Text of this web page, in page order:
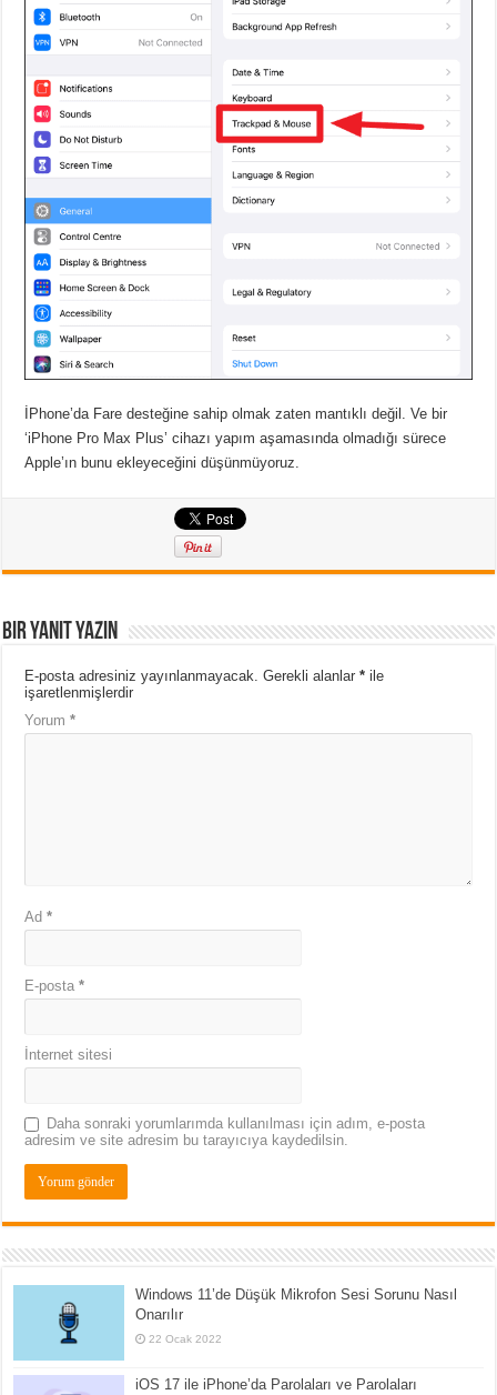
İPhone’da Fare desteğine sahip olmak zaten mantıklı değil. Ve bir
‘iPhone Pro Max Plus’ cihazı yapım aşamasında olmadığı sürece
Apple’ın bunu ekleyeceğini düşünmüyoruz.
Bir yanıt yazın
E-posta adresiniz yayınlanmayacak. Gerekli alanlar* ile
işaretlenmişlerdir
Yorum*
Ad*
E-posta*
İnternet sitesi
Daha sonraki yorumlarımda kullanılması için adım, e-posta
adresim ve site adresim bu tarayıcıya kaydedilsin.
Windows 11’de Düşük Mikrofon Sesi Sorunu Nasıl
Onarılır
22 Ocak 2022
iOS 17 ile iPhone’da Parolaları ve Parolaları